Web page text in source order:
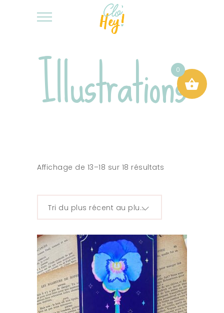
Illustrations
Affichage de 13–18 sur 18 résultats
Tri du plus récent au plus ancien
AJOUTER AU PANIER
0